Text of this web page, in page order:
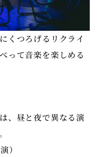
くつろげるリクライ
って音楽を楽しめる
、昼と夜で異なる演
）